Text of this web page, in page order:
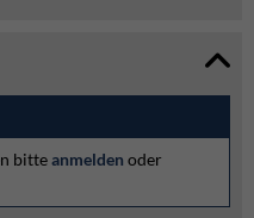
bitteanmelden oder